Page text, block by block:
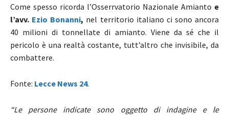
Come spesso ricorda l’Osserrvatorio Nazionale Amianto e
l’avv. Ezio Bonanni, nel territorio italiano ci sono ancora
40 milioni di tonnellate di amianto. Viene da sé che il
pericolo è una realtà costante, tutt’altro che invisibile, da
combattere.
Fonte: Lecce News 24.
“Le persone indicate sono oggetto di indagine e le